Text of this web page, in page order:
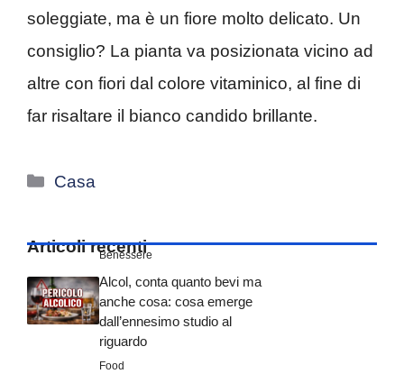
soleggiate, ma è un fiore molto delicato. Un
consiglio? La pianta va posizionata vicino ad
altre con fiori dal colore vitaminico, al fine di
far risaltare il bianco candido brillante.
Categorie
Casa
Articoli recenti
Benessere
Alcol, conta quanto bevi ma
anche cosa: cosa emerge
dall’ennesimo studio al
riguardo
Food